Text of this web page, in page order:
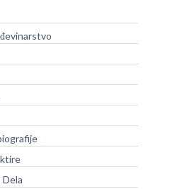
Dela